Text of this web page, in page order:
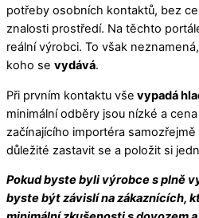
potřeby osobních kontaktů, bez
znalosti prostředí. Na těchto
reální výrobci. To však
koho se vydává.
Při prvním kontaktu vše vypadá
minimální odběry jsou nízké a
začínajícího importéra
důležité zastavit se a položit si
Pokud byste byli výrobce s plně
byste být závislí na zákaznících,